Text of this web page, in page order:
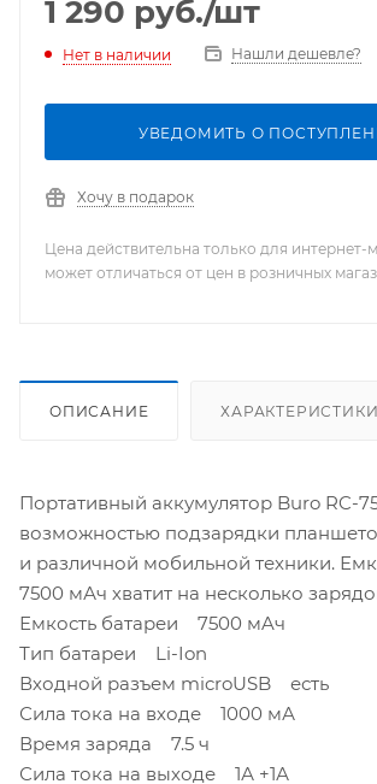
1 290 руб./шт
Нет в наличии Нашли дешевле?
УВЕДОМИТЬ О
Хочу в подарок
Цена действительна только для интернет-
может отличаться от цен в розничных
ОПИСАНИЕ ХАРАКТЕРИСТИКИ
Портативный аккумулятор Buro RC-
возможностью подзарядки
и различной мобильной техники.
7500 мАч хватит на несколько
Емкость батареи 7500 мAч
Тип батареи Li-Ion
Входной разъем microUSB есть
Сила тока на входе 1000 мА
Время заряда 7.5 ч
Сила тока на выходе 1А +1А